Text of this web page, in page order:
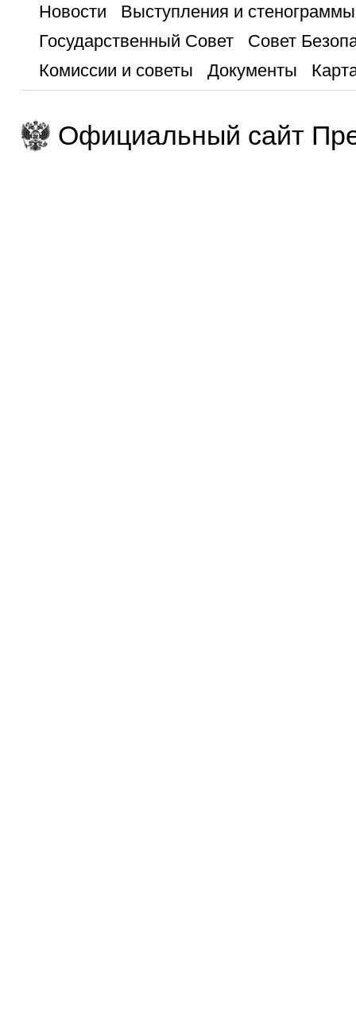
Новости
Выступления и стенограммы
Государственный Совет
Совет
Комиссии и советы
Документы
Официальный сайт